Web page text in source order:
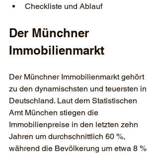
Checkliste und Ablauf
Der Münchner
Immobilienmarkt
Der Münchner Immobilienmarkt gehört
zu den dynamischsten und teuersten in
Deutschland. Laut dem Statistischen
Amt München stiegen die
Immobilienpreise in den letzten zehn
Jahren um durchschnittlich 60 %,
während die Bevölkerung um etwa 8 %